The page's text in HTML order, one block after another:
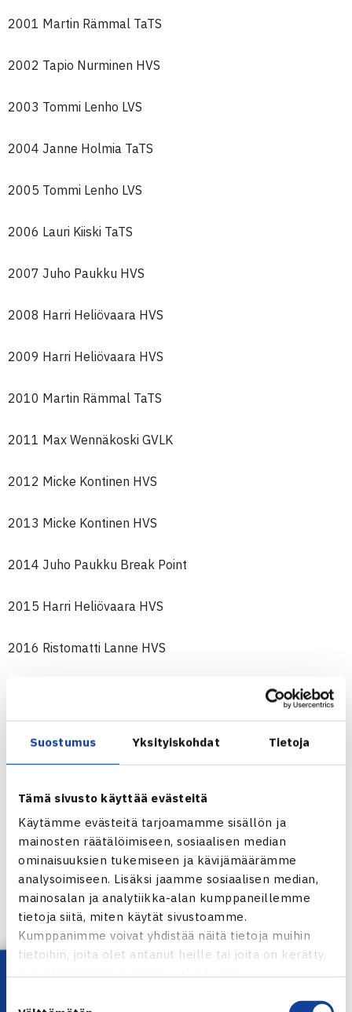
Suostumus Yksityiskohdat Tietoja
Tämä sivusto käyttää evästeitä
Käytämme evästeitä tarjoamamme sisällön ja
mainosten räätälöimiseen, sosiaalisen median
ominaisuuksien tukemiseen ja kävijämäärämme
analysoimiseen. Lisäksi jaamme sosiaalisen median,
mainosalan ja analytiikka-alan kumppaneillemme
tietoja siitä, miten käytät sivustoamme.
Kumppanimme voivat yhdistää näitä tietoja muihin
tietoihin, joita olet antanut heille tai joita on kerätty,
2001 Martin Rämmal TaTS
2002 Tapio Nurminen HVS
2003 Tommi Lenho LVS
2004 Janne Holmia TaTS
2005 Tommi Lenho LVS
2006 Lauri Kiiski TaTS
2007 Juho Paukku HVS
2008 Harri Heliövaara HVS
2009 Harri Heliövaara HVS
2010 Martin Rämmal TaTS
2011 Max Wennäkoski GVLK
2012 Micke Kontinen HVS
2013 Micke Kontinen HVS
2014 Juho Paukku Break Point
2015 Harri Heliövaara HVS
2016 Ristomatti Lanne HVS
2020 Patrick Kaukovalta HVS
2021 Patrick Kaukovalta HVS
2022 Eero Vasa ÅLK
2023 Patrick Kaukovalta HVS
2024 Jeri Lassila, Smash